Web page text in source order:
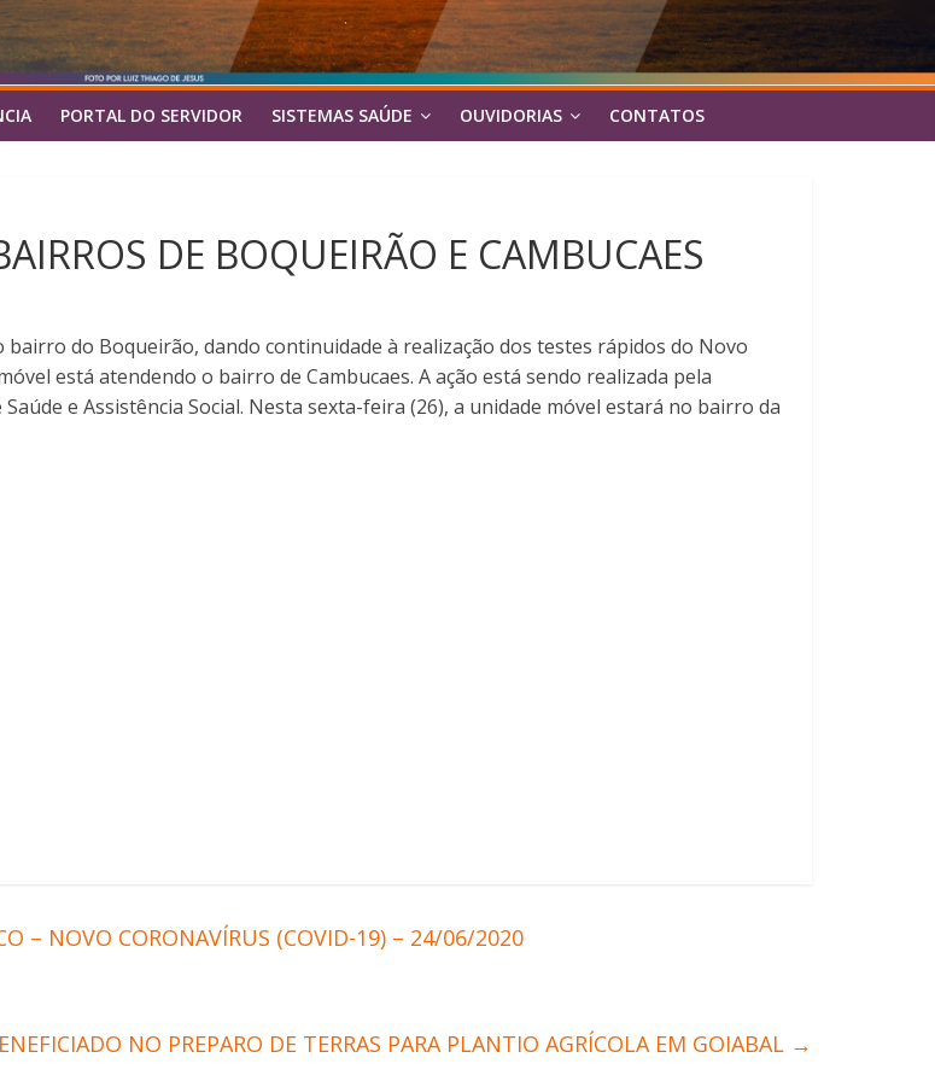
PORTAL DO SERVIDOR SISTEMAS SAÚDE OUVIDORIAS CONTATOS
DE BOQUEIRÃO E CAMBUCAES
do Boqueirão, dando continuidade à realização dos testes rápidos do Novo
está atendendo o bairro de Cambucaes. A ação está sendo realizada pela
e Assistência Social. Nesta sexta-feira (26), a unidade móvel estará no bairro da
– NOVO CORONAVÍRUS (COVID-19) – 24/06/2020
NO PREPARO DE TERRAS PARA PLANTIO AGRÍCOLA EM GOIABAL →